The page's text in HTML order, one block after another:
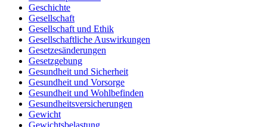
Geschichte
Gesellschaft
Gesellschaft und Ethik
Gesellschaftliche Auswirkungen
Gesetzesänderungen
Gesetzgebung
Gesundheit und Sicherheit
Gesundheit und Vorsorge
Gesundheit und Wohlbefinden
Gesundheitsversicherungen
Gewicht